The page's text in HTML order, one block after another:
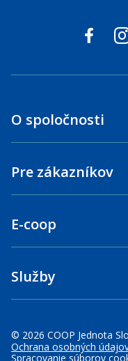
facebook
© 2026 COOP Jednota
Ochrana osobných
Spracovanie súborov
O spoločnosti
Pre zákazníkov
E-coop
Služby